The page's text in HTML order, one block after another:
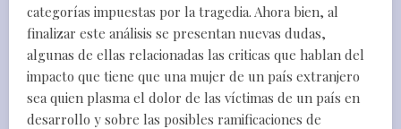
categorías impuestas por la tragedia. Ahora bien, al
finalizar este análisis se presentan nuevas dudas,
algunas de ellas relacionadas las criticas que hablan del
impacto que tiene que una mujer de un país extranjero
sea quien plasma el dolor de las víctimas de un país en
desarrollo y sobre las posibles ramificaciones de